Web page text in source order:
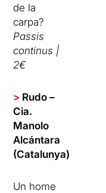
de la
carpa?
Passis
continus |
2€
> Rudo –
Cia.
Manolo
Alcántara
(Catalunya)
Un home